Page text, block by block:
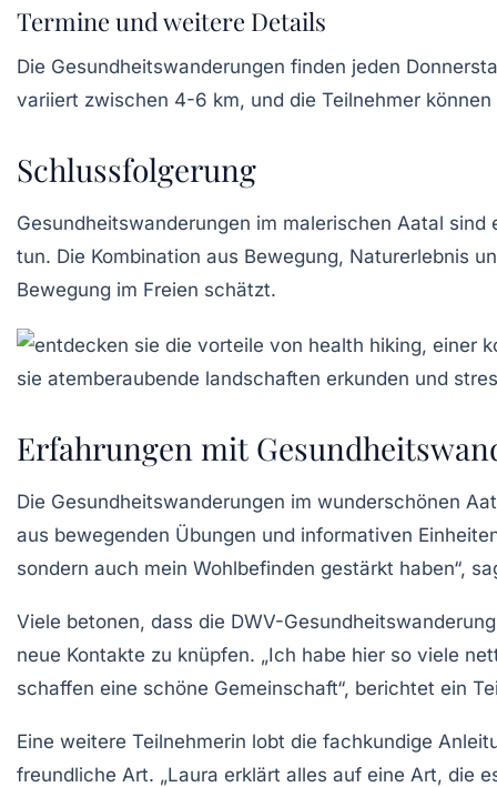
Termine und weitere Details
Die Gesundheitswanderungen finden jeden
variiert zwischen 4-6 km, und die Teilnehmer
Schlussfolgerung
Gesundheitswanderungen im malerischen Aatal
tun. Die Kombination aus Bewegung, Naturerlebnis
Bewegung im Freien schätzt.
Erfahrungen mit
Die Gesundheitswanderungen im wunderschönen
aus bewegenden Übungen und informativen
sondern auch mein Wohlbefinden gestärkt haben“,
Viele betonen, dass die DWV-Gesundheitswanderung
neue Kontakte zu knüpfen. „Ich habe hier so viele
schaffen eine schöne Gemeinschaft“, berichtet ein
Eine weitere Teilnehmerin lobt die fachkundige
freundliche Art. „Laura erklärt alles auf eine Art, die